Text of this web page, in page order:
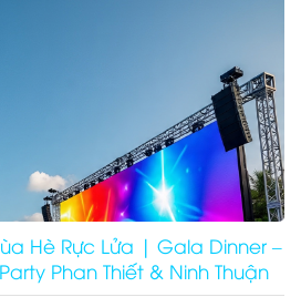
Hè Rực Lửa | Gala Dinner –
Phan Thiết & Ninh Thuận